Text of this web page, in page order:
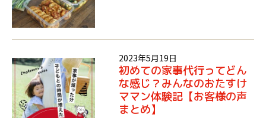
2023年5月19日
初めての家事代行ってどん
な感じ？みんなのおたすけ
ママン体験記【お客様の声
まとめ】